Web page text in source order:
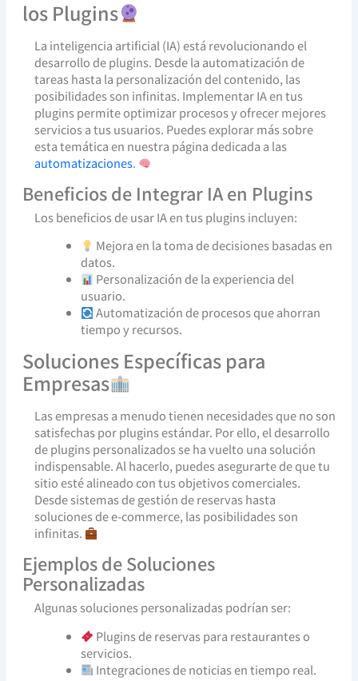
los Plugins
La inteligencia artificial (IA) está revolucionando el
desarrollo de plugins. Desde la automatización de
tareas hasta la personalización del contenido, las
posibilidades son infinitas. Implementar IA en tus
plugins permite optimizar procesos y ofrecer mejores
servicios a tus usuarios. Puedes explorar más sobre
esta temática en nuestra página dedicada a las
automatizaciones.
Beneficios de Integrar IA en Plugins
Los beneficios de usar IA en tus plugins incluyen:
Mejora en la toma de decisiones basadas en
datos.
Personalización de la experiencia del
usuario.
Automatización de procesos que ahorran
tiempo y recursos.
Soluciones Específicas para
Empresas
Las empresas a menudo tienen necesidades que no son
satisfechas por plugins estándar. Por ello, el desarrollo
de plugins personalizados se ha vuelto una solución
indispensable. Al hacerlo, puedes asegurarte de que tu
sitio esté alineado con tus objetivos comerciales.
Desde sistemas de gestión de reservas hasta
soluciones de e-commerce, las posibilidades son
infinitas.
Ejemplos de Soluciones
Personalizadas
Algunas soluciones personalizadas podrían ser:
Plugins de reservas para restaurantes o
servicios.
Integraciones de noticias en tiempo real.